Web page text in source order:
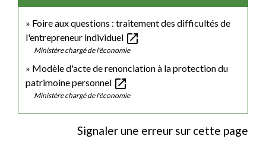
Foire aux questions : traitement des difficultés de
l'entrepreneur individuel open_in_new
Ministère chargé de l'économie
Modèle d'acte de renonciation à la protection du
patrimoine personnel open_in_new
Ministère chargé de l'économie
Signaler une erreur sur cette page